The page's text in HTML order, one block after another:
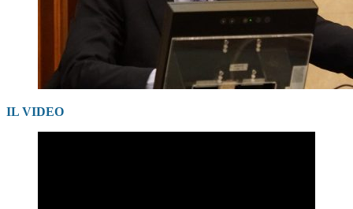
IL VIDEO